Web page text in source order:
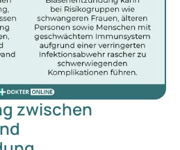
zwischen